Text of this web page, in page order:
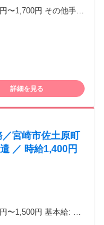
円 その他手
詳細を見る
宮崎市佐土原町
／ 時給1,400円
円 基本給: 准